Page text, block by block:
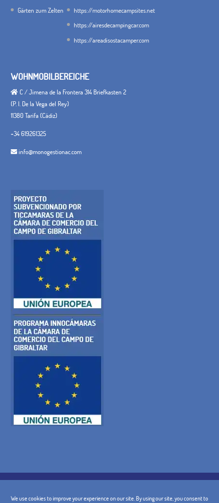
Gärten zum Zelten
https://motorhomecampsites.net
https://airesdecampingcar.com
https://areadisostacamper.com
WOHNMOBILBEREICHE
C / Jimena de la Frontera 314 Briefkasten 2
(P. I. De la Vega del Rey)
11380 Tarifa (Cádiz)
+34 619261325
info@monogestionac.com
RECHTLICHE WARNUNG
ALLGEMEINE BEDINGUNGEN